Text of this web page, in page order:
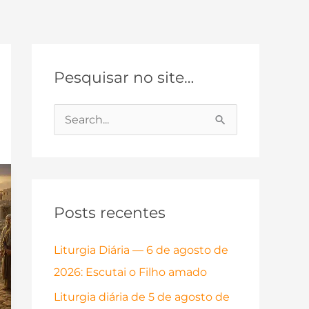
Pesquisar no site…
u
s
a
r
Posts recentes
Liturgia Diária — 6 de agosto de
2026: Escutai o Filho amado
Liturgia diária de 5 de agosto de